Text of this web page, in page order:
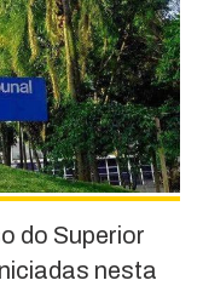
do Superior
nesta